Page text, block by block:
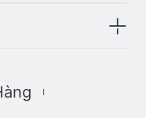
供参考。 该材料仅被